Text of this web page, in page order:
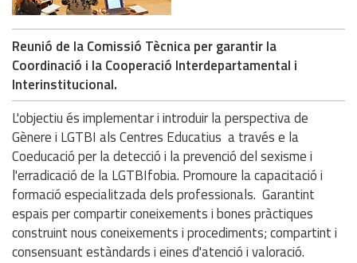
Reunió de la Comissió Tècnica per garantir la
Coordinació i la Cooperació Interdepartamental i
Interinstitucional.
L'objectiu és implementar i introduir la perspectiva de
Gènere i LGTBI als Centres Educatius a través e la
Coeducació per la detecció i la prevenció del sexisme i
l'erradicació de la LGTBIfobia. Promoure la capacitació i
formació especialitzada dels professionals. Garantint
espais per compartir coneixements i bones pràctiques
construint nous coneixements i procediments; compartint i
consensuant estàndards i eines d'atenció i valoració.